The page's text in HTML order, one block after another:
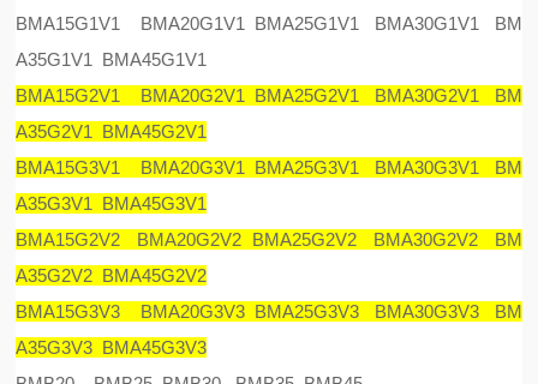
BMA15G1V1 BMA20G1V1 BMA25G1V1 BMA30G1V1 BM
A35G1V1 BMA45G1V1
BMA15G2V1 BMA20G2V1 BMA25G2V1 BMA30G2V1 BM
A35G2V1 BMA45G2V1
BMA15G3V1 BMA20G3V1 BMA25G3V1 BMA30G3V1 BM
A35G3V1 BMA45G3V1
BMA15G2V2 BMA20G2V2 BMA25G2V2 BMA30G2V2 BM
A35G2V2 BMA45G2V2
BMA15G3V3 BMA20G3V3 BMA25G3V3 BMA30G3V3 BM
A35G3V3 BMA45G3V3